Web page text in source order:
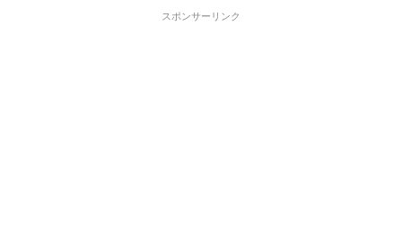
スポンサーリンク